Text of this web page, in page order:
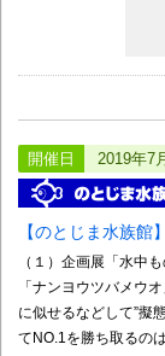
開催日 2019年7
【のとじま水族館
（１）企画展「水
「ナンヨウツバメ
に似せるなどして”
てNO.1を勝ち取る